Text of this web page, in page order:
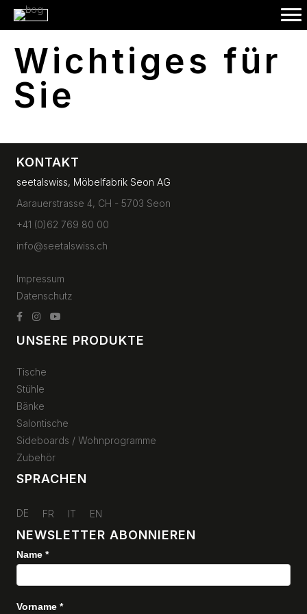
Wichtiges für
Sie
KONTAKT
seetalswiss, Möbelfabrik Seon AG
Aarauerstrasse 4, CH - 5703 Seon
+41 (0)62 769 80 00
info@seetalswiss.ch
Impressum
Datenschutz
UNSERE PRODUKTE
Tische
Stühle
Bänke
Salontische
Sideboards / Wohnprogramme
Zubehör
SPRACHEN
DE FR IT EN
NEWSLETTER ABONNIEREN
Newsletter
Name *
Vorname *